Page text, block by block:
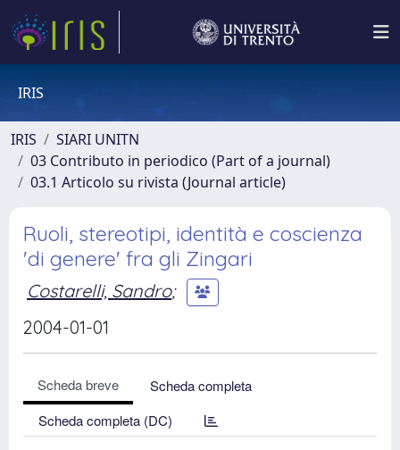
IRIS
IRIS
SIARI UNITN
03 Contributo in periodico (Part of a journal)
03.1 Articolo su rivista (Journal article)
Ruoli, stereotipi, identità e coscienza
'di genere' fra gli Zingari
Costarelli, Sandro;
2004-01-01
Scheda breve
Scheda completa
Scheda completa (DC)